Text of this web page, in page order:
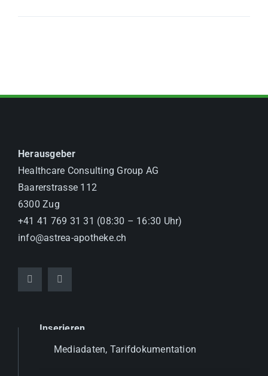
Herausgeber
Healthcare Consulting Group AG
Baarerstrasse 112
6300 Zug
+41 41 769 31 31 (08:30 – 16:30 Uhr)
info@astrea-apotheke.ch
Inserieren
Mediadaten, Tarifdokumentation